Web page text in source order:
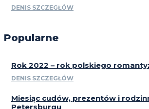
DENIS SZCZEGŁÓW
Popularne
Rok 2022 – rok polskiego
DENIS SZCZEGŁÓW
Miesiąc cudów, prezentów i
Petersburgu